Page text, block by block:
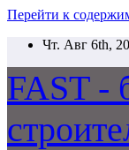
Перейти к
Чт. Авг 6th,
FAST -